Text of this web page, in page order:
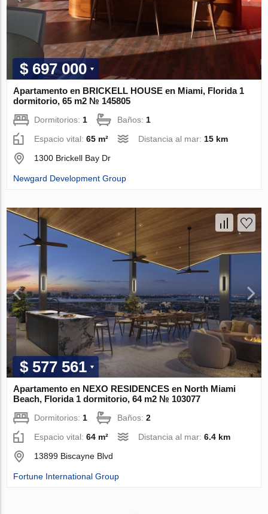
$ 697 000
Apartamento en BRICKELL HOUSE en Miami, Florida 1
dormitorio, 65 m2 № 145805
Dormitorios: 1 Baños: 1
Espacio vital:65 m² Distancia al mar: 15 km
1300 Brickell Bay Dr
Newgard Development Group
$ 577 561
Apartamento en NEXO RESIDENCES en North Miami
Beach, Florida 1 dormitorio, 64 m2 № 103077
Dormitorios: 1 Baños:2
Espacio vital:64 m² Distancia al mar:6.4 km
13899 Biscayne Blvd
Fortune International Group